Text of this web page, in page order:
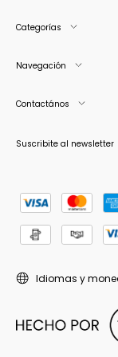
Categorías
Navegación
Contactános
Suscribite al newsletter
Idiomas y